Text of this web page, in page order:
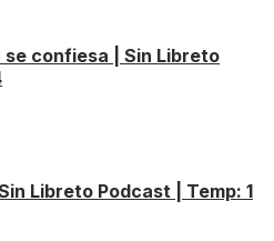
se confiesa | Sin Libreto
Libreto Podcast | Temp: 1